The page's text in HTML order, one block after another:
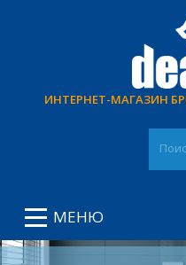
ИНТЕРНЕТ-МАГАЗИН
МЕНЮ